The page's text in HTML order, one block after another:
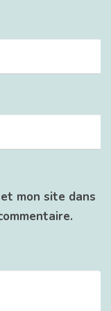
mon site dans